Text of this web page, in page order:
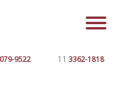
9522 11 3362-1818